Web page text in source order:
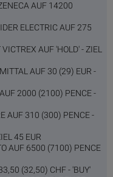
AUF 14200
ELECTRIC AUF 275
AUF 'HOLD' - ZIEL
AUF 30 (29) EUR -
2000 (2100) PENCE -
AUF 310 (300) PENCE -
45 EUR
AUF 6500 (7100) PENCE
(32,50) CHF - 'BUY'